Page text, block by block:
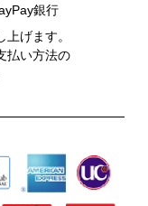
銀行
げます。
払い方法の